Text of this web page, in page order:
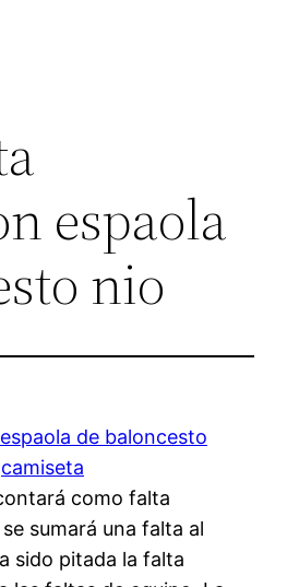
espaola
nio
como falta
sumará una falta al
sido pitada la falta